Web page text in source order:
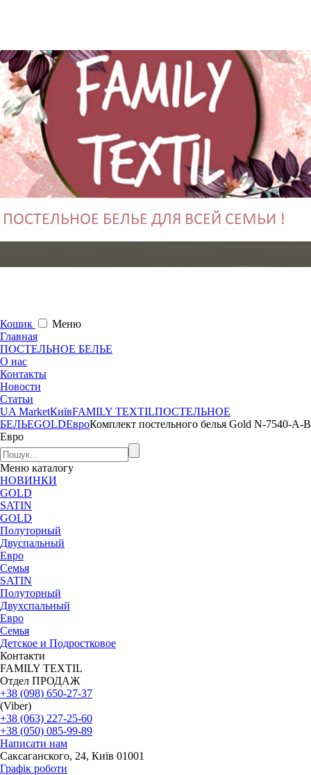
Кошик
Меню
Главная
ПОСТЕЛЬНОЕ БЕЛЬЕ
О нас
Контакты
Новости
Статьи
UA MarketКиївFAMILY TEXTILПОСТЕЛЬНОЕ
БЕЛЬЕGOLDЕвроКомплект постельного белья Gold N-7540-A-B
Евро
Меню каталогу
НОВИНКИ
GOLD
SATIN
GOLD
Полуторный
Двуспальный
Евро
Семья
SATIN
Полуторный
Двухспальный
Евро
Семья
Детское и Подростковое
Контакти
FAMILY TEXTIL
Отдел ПРОДАЖ
+38 (098) 650-27-37
(Viber)
+38 (063) 227-25-60
+38 (050) 085-99-89
Написати нам
Саксаганского, 24, Київ 01001
Графік роботи